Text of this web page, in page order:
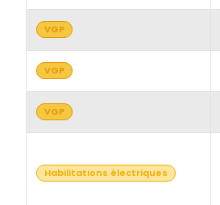
VGP
VGP
VGP
Habilitations électriques